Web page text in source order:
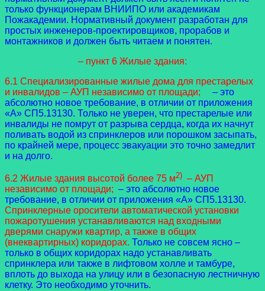
только функционерам ВНИИПО или академикам
Пожакадемии. Нормативный документ разработан для
простых инженеров-проектировщиков, прорабов и
монтажников и должен быть читаем и понятен.
– пункт 6 Жилые здания:
6.1 Специализированные жилые дома для престарелых
и инвалидов – АУП независимо от площади;
– это
абсолютно новое требование, в отличии от приложения
«А» СП5.13130. Только не уверен, что престарелые или
инвалиды не помрут от разрыва сердца, когда их начнут
поливать водой из спринклеров или порошком засыпать,
по крайней мере, процесс эвакуации это точно замедлит
и на долго.
6.2 Жилые здания высотой более 75 м2) – АУП
независимо от площади; – это абсолютно новое
требование, в отличии от приложения «А» СП5.13130.
Спринклерные оросители автоматической установки
пожаротушения устанавливаются над входными
дверями снаружи квартир, а также в общих
(внеквартирных) коридорах. Только не совсем ясно –
только в общих коридорах надо устанавливать
спринклера или также в лифтовом холле и тамбуре,
вплоть до выхода на улицу или в безопасную лестничную
клетку. Это необходимо уточнить.